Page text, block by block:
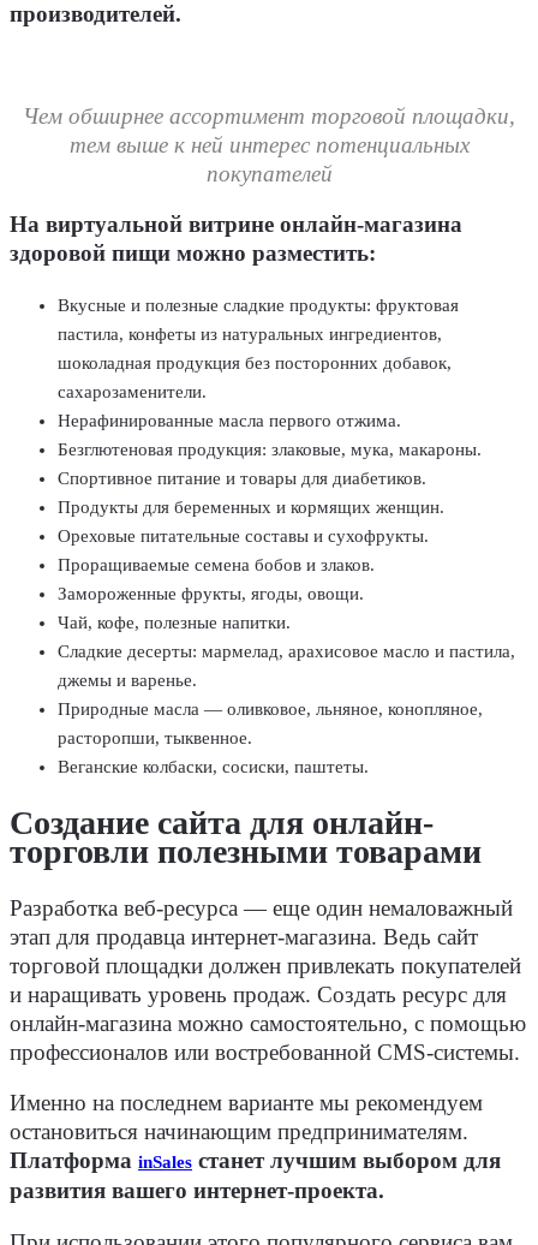
производителей.
Чем обширнее ассортимент торговой площадки,
тем выше к ней интерес потенциальных
покупателей
На виртуальной витрине онлайн-магазина
здоровой пищи можно разместить:
Вкусные и полезные сладкие продукты: фруктовая
пастила, конфеты из натуральных ингредиентов,
шоколадная продукция без посторонних добавок,
сахарозаменители.
Нерафинированные масла первого отжима.
Безглютеновая продукция: злаковые, мука, макароны.
Спортивное питание и товары для диабетиков.
Продукты для беременных и кормящих женщин.
Ореховые питательные составы и сухофрукты.
Проращиваемые семена бобов и злаков.
Замороженные фрукты, ягоды, овощи.
Чай, кофе, полезные напитки.
Сладкие десерты: мармелад, арахисовое масло и пастила,
джемы и варенье.
Природные масла — оливковое, льняное, конопляное,
расторопши, тыквенное.
Веганские колбаски, сосиски, паштеты.
Создание сайта для онлайн-
торговли полезными товарами
Разработка веб-ресурса — еще один немаловажный
этап для продавца интернет-магазина. Ведь сайт
торговой площадки должен привлекать покупателей
и наращивать уровень продаж. Создать ресурс для
онлайн-магазина можно самостоятельно, с помощью
профессионалов или востребованной CMS-системы.
Именно на последнем варианте мы рекомендуем
остановиться начинающим предпринимателям.
Платформа inSales станет лучшим выбором для
развития вашего интернет-проекта.